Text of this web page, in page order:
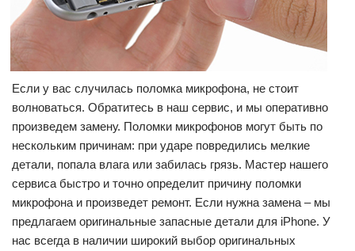
Если у вас случилась поломка микрофона, не стоит
волноваться. Обратитесь в наш сервис, и мы оперативно
произведем замену. Поломки микрофонов могут быть по
нескольким причинам: при ударе повредились мелкие
детали, попала влага или забилась грязь. Мастер нашего
сервиса быстро и точно определит причину поломки
микрофона и произведет ремонт. Если нужна замена – мы
предлагаем оригинальные запасные детали для iPhone. У
нас всегда в наличии широкий выбор оригинальных